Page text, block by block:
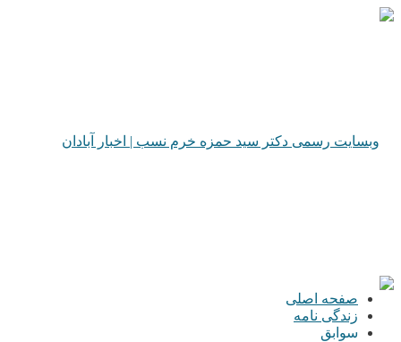
صفحه اصلی
زندگی نامه
سوابق